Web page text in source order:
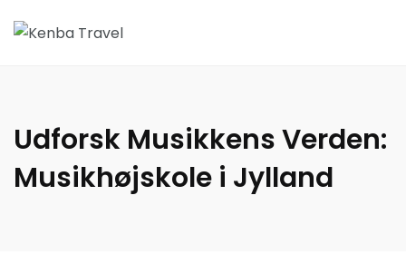
Udforsk Musikkens Verden:
Musikhøjskole i Jylland